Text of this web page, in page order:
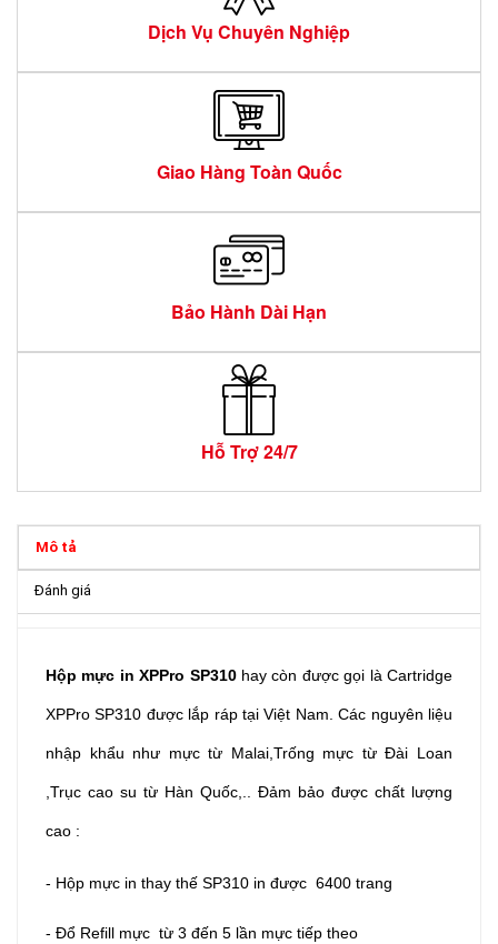
Dịch Vụ Chuyên Nghiệp
Giao Hàng Toàn Quốc
Bảo Hành Dài Hạn
Hỗ Trợ 24/7
Mô tả
Đánh giá
Hộp mực in XPPro SP310hay còn được gọi là Cartridge
XPPro SP310 được lắp ráp tại Việt Nam. Các nguyên liệu
nhập khẩu như mực từ Malai,Trống mực từ Đài Loan
,Trục cao su từ Hàn Quốc,.. Đảm bảo được chất lượng
cao :
- Hộp mực in thay thế SP310 in được 6400 trang
- Đổ Refill mực từ 3 đến 5 lần mực tiếp theo